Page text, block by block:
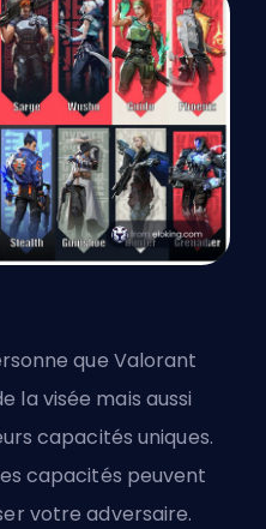
que Valorant
la visée mais aussi
capacités uniques.
capacités peuvent
votre adversaire.